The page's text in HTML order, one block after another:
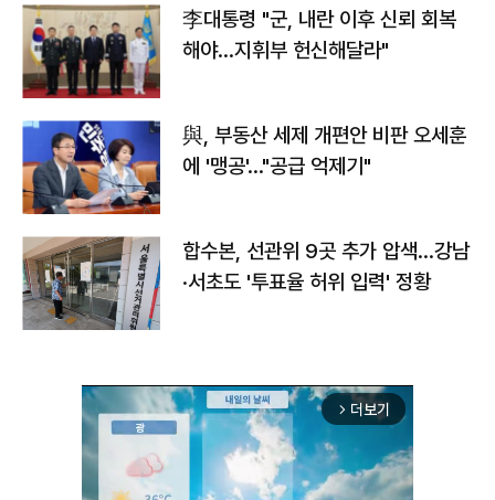
李대통령 "군, 내란 이후 신뢰 회복
해야…지휘부 헌신해달라"
與, 부동산 세제 개편안 비판 오세훈
에 '맹공'…"공급 억제기"
합수본, 선관위 9곳 추가 압색…강남
·서초도 '투표율 허위 입력' 정황
arrow_forward_ios 더보기